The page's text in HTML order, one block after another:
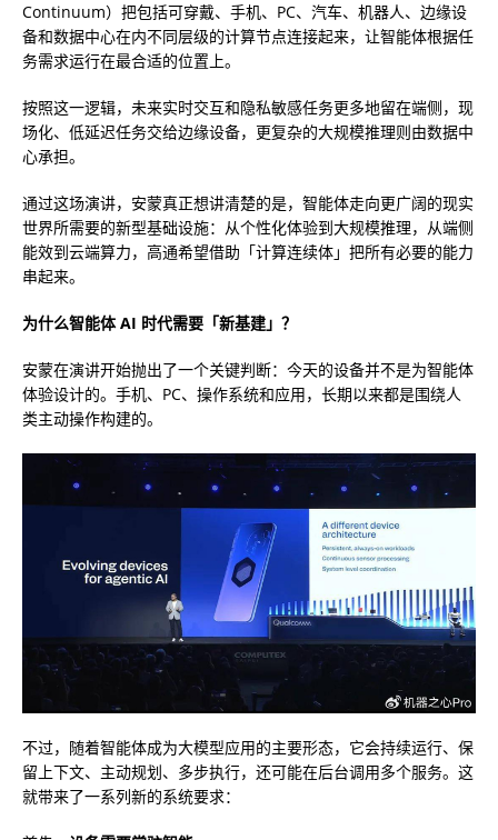
Continuum）把包括可穿戴、手机、PC、汽车、机器人、边缘设
备和数据中心在内不同层级的计算节点连接起来，让智能体根据任
务需求运行在最合适的位置上。
按照这一逻辑，未来实时交互和隐私敏感任务更多地留在端侧，现
场化、低延迟任务交给边缘设备，更复杂的大规模推理则由数据中
心承担。
通过这场演讲，安蒙真正想讲清楚的是，智能体走向更广阔的现实
世界所需要的新型基础设施：从个性化体验到大规模推理，从端侧
能效到云端算力，高通希望借助「计算连续体」把所有必要的能力
串起来。
为什么智能体 AI 时代需要「新基建」？
安蒙在演讲开始抛出了一个关键判断： 今天的设备并不是为智能体
体验设计的。手机、PC、操作系统和应用，长期以来都是围绕人
类主动操作构建的。
不过，随着智能体成为大模型应用的主要形态，它会持续运行、保
留上下文、主动规划、多步执行，还可能在后台调用多个服务。这
就带来了一系列新的系统要求：